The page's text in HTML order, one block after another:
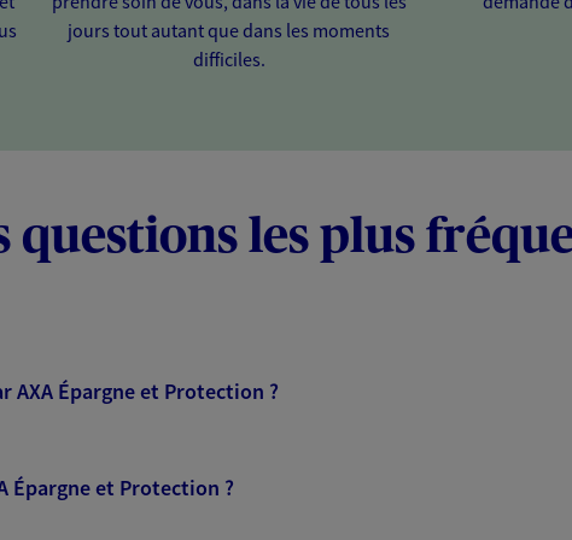
jours tout autant que dans les moments
difficiles.
questions les plus
AXA Épargne et Protection ?
Épargne et Protection ?